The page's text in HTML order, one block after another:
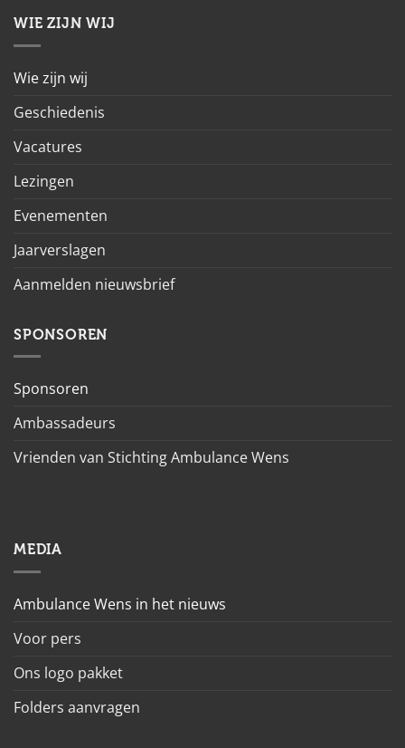
WIE ZIJN WIJ
Wie zijn wij
Geschiedenis
Vacatures
Lezingen
Evenementen
Jaarverslagen
Aanmelden nieuwsbrief
SPONSOREN
Sponsoren
Ambassadeurs
Vrienden van Stichting Ambulance Wens
MEDIA
Ambulance Wens in het nieuws
Voor pers
Ons logo pakket
Folders aanvragen